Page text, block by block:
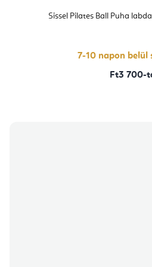
Sissel Pilates Ball Puha
7-10 napon belül
Ft3 700-